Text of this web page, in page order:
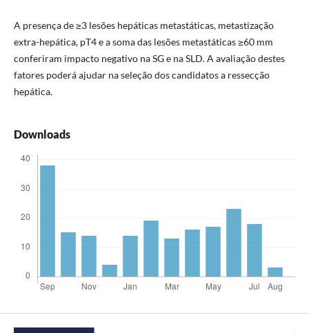
A presença de ≥3 lesões hepáticas metastáticas, metastização
extra-hepática, pT4 e a soma das lesões metastáticas ≥60 mm
conferiram impacto negativo na SG e na SLD. A avaliação destes
fatores poderá ajudar na seleção dos candidatos a ressecção
hepática.
Downloads